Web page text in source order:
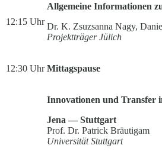
12:15 Uhr
Allgemeine Informationen
Dr. K. Zsuzsanna Nagy,
Projektträger Jülich
12:30 Uhr Mittagspause
Innovationen und Transfer
Jena — Stuttgart
Prof. Dr. Patrick Bräutigam
Universität Stuttgart